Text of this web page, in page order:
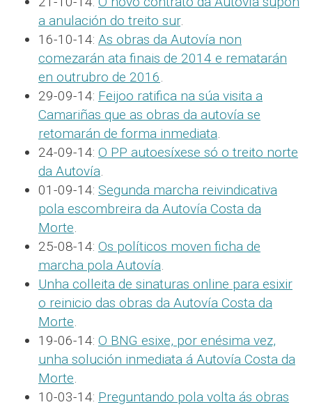
a anulación do treito sur.
16-10-14: As obras da Autovía non
comezarán ata finais de 2014 e rematarán
en outrubro de 2016.
29-09-14: Feijoo ratifica na súa visita a
Camariñas que as obras da autovía se
retomarán de forma inmediata.
24-09-14: O PP autoesíxese só o treito norte
da Autovía.
01-09-14: Segunda marcha reivindicativa
pola escombreira da Autovía Costa da
Morte.
25-08-14: Os políticos moven ficha de
marcha pola Autovía.
Unha colleita de sinaturas online para esixir
o reinicio das obras da Autovía Costa da
Morte.
19-06-14: O BNG esixe, por enésima vez,
unha solución inmediata á Autovía Costa da
Morte.
10-03-14: Preguntando pola volta ás obras